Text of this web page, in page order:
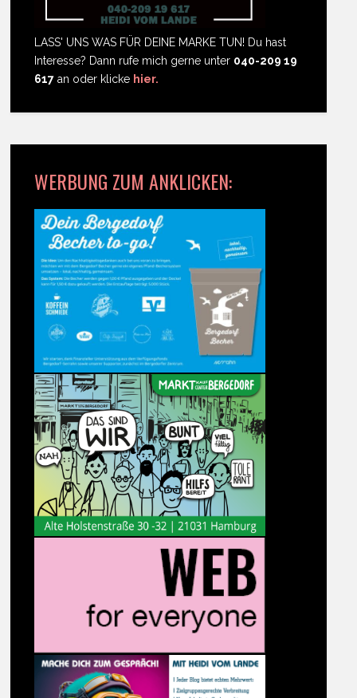
LASS' UNS WAS FÜR DEINE MARKE TUN! Du hast
Interesse? Dann rufe mich gerne unter 040-209 19
617 an oder klicke hier.
WERBUNG ZUM ANKLICKEN: